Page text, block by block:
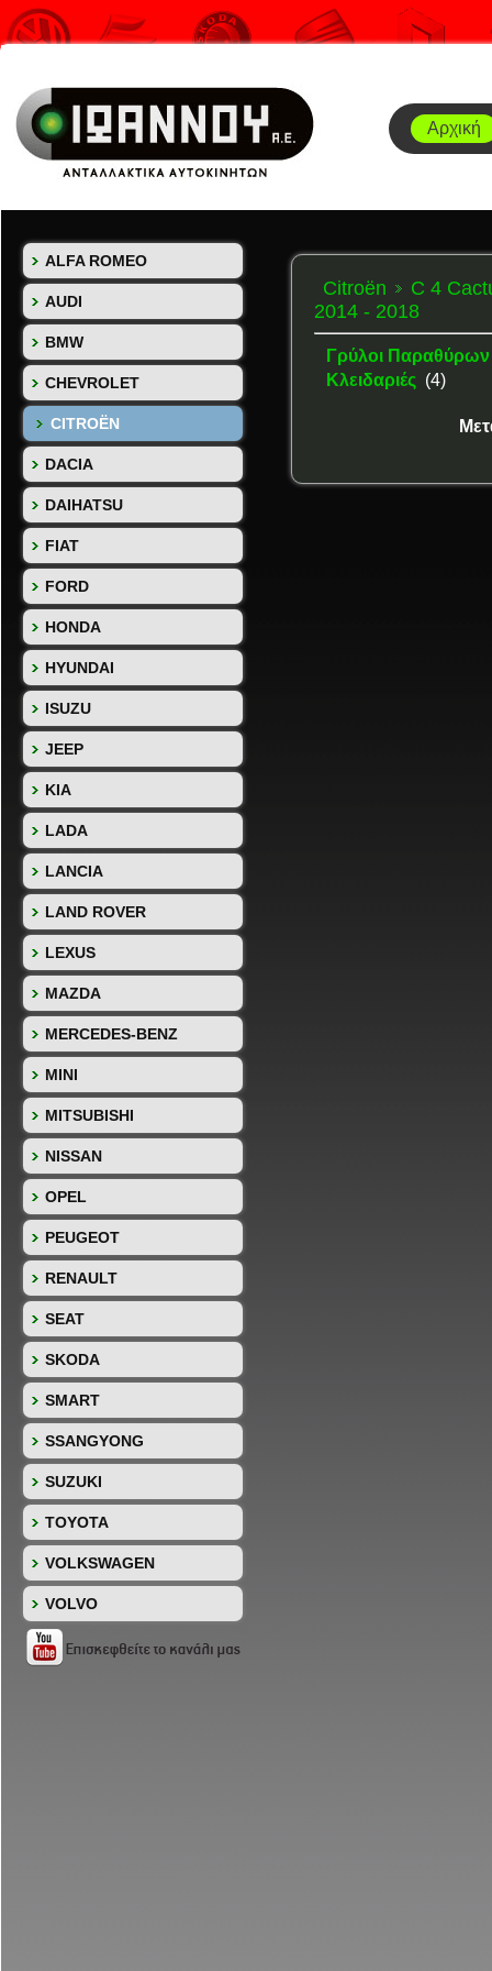
Αρχική
ALFA ROMEO
AUDI
BMW
CHEVROLET
CITROËN
DACIA
DAIHATSU
FIAT
FORD
HONDA
HYUNDAI
ISUZU
JEEP
KIA
LADA
LANCIA
LAND ROVER
LEXUS
MAZDA
MERCEDES-BENZ
MINI
MITSUBISHI
NISSAN
OPEL
PEUGEOT
RENAULT
SEAT
SKODA
SMART
SSANGYONG
SUZUKI
TOYOTA
VOLKSWAGEN
VOLVO
Citroën
C 4
2014 - 2018
Γρύλοι Παραθύρων
Κλειδαριές (4)